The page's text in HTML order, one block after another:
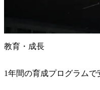
教育・成長
1年間の育成プログラムで